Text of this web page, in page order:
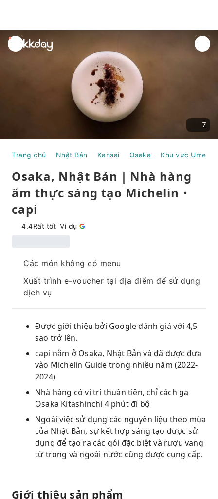
unread
notifications
7
Trang chủ Nhật Bản Kansai Osaka Khu vực Umeda
Osaka, Nhật Bản｜Nhà hàng
ẩm thực sáng tạo Michelin・
capi
4.4Rất tốt Ví dụ
Các món không có menu
Xuất trình e-voucher tại địa điểm để sử dụng
dịch vụ
Được giới thiệu bởi Google đánh giá với 4,5
sao trở lên.
capi nằm ở Osaka, Nhật Bản và đã được đưa
vào Michelin Guide trong nhiều năm (2022-
2024)
Nhà hàng có vị trí thuận tiện, chỉ cách ga
Osaka Kitashinchi 4 phút đi bộ
Ngoài việc sử dụng các nguyên liệu theo mùa
của Nhật Bản, sự kết hợp sáng tạo được sử
dụng để tạo ra các gói đặc biệt và rượu vang
từ trong và ngoài nước cũng được cung cấp.
Giới thiệu sản phẩm